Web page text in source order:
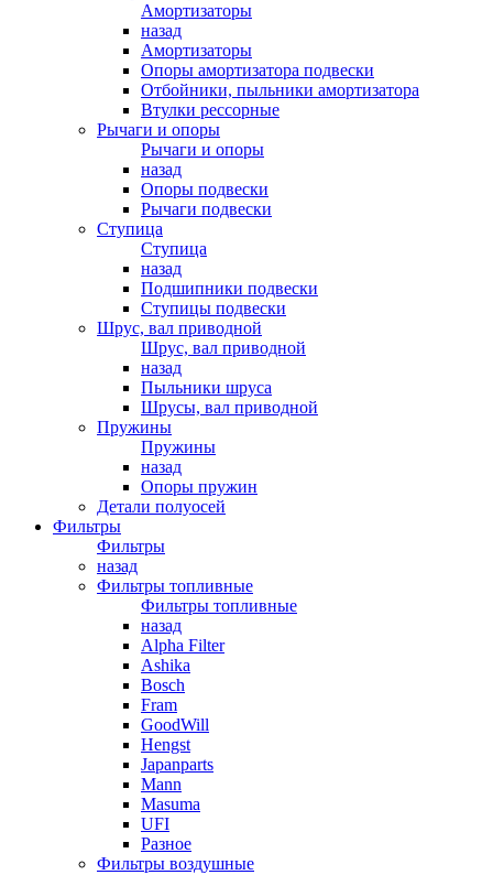
Амортизаторы
назад
Амортизаторы
Опоры амортизатора подвески
Отбойники, пыльники амортизатора
Втулки рессорные
Рычаги и опоры
Рычаги и опоры
назад
Опоры подвески
Рычаги подвески
Ступица
Ступица
назад
Подшипники подвески
Ступицы подвески
Шрус, вал приводной
Шрус, вал приводной
назад
Пыльники шруса
Шрусы, вал приводной
Пружины
Пружины
назад
Опоры пружин
Детали полуосей
Фильтры
Фильтры
назад
Фильтры топливные
Фильтры топливные
назад
Alpha Filter
Ashika
Bosch
Fram
GoodWill
Hengst
Japanparts
Mann
Masuma
UFI
Разное
Фильтры воздушные